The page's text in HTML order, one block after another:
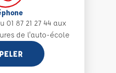
87 21 27 44 aux
de l'auto-école